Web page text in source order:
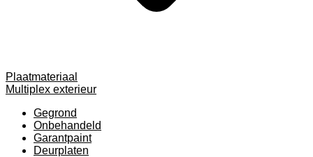
Plaatmateriaal
Multiplex exterieur
Gegrond
Onbehandeld
Garantpaint
Deurplaten